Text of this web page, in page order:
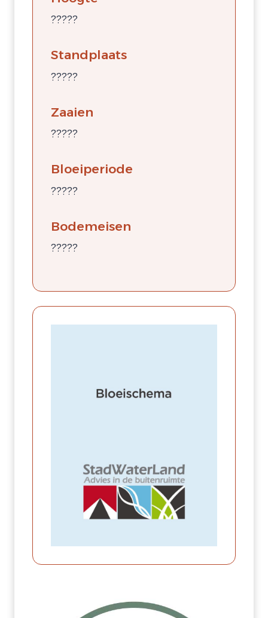
?????
Standplaats
?????
Zaaien
?????
Bloeiperiode
?????
Bodemeisen
?????